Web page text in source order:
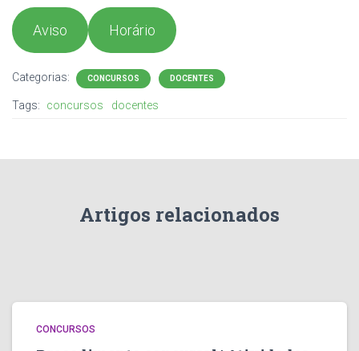
Aviso Horário
Categorias: CONCURSOS DOCENTES
Tags: concursos docentes
Artigos relacionados
CONCURSOS